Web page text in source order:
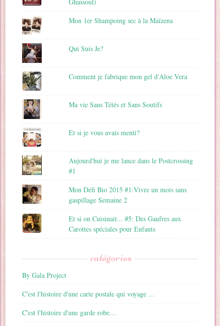
Mon 1er Shampoing sec à la Maïzena
Qui Suis Je?
Comment je fabrique mon gel d'Aloe Vera
Ma vie Sans Tétés et Sans Soutifs
Et si je vous avais menti?
Aujourd'hui je me lance dans le Postcrossing
#1
Mon Défi Bio 2015 #1:Vivre un mois sans
gaspillage Semaine 2
Et si on Cuisinait... #5: Des Gaufres aux
Carottes spéciales pour Enfants
catégories
By Gala Project
C'est l'histoire d'une carte postale qui voyage …
C'est l'histoire d'une garde robe…